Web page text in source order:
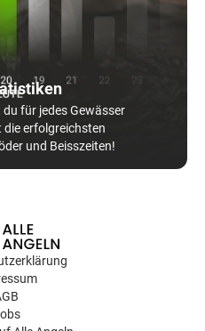
für jedes Gewässer
die erfolgreichsten
und Beisszeiten!